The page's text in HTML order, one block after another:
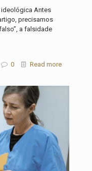
ideológica Antes
precisamos
a falsidade
0 Read more